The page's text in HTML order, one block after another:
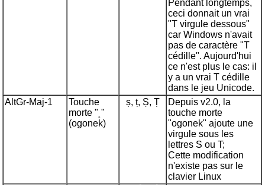
Pendant longtemps,
ceci donnait un vrai
"T virgule dessous"
car Windows n'avait
pas de caractère "T
cédille". Aujourd'hui
ce n'est plus le cas: il
y a un vrai T cédille
dans le jeu Unicode.
AltGr-Maj-1
Touche
morte "˛"
(ogonek)
ș, ț, Ș, Ț
Depuis v2.0, la
touche morte
"ogonek" ajoute une
virgule sous les
lettres S ou T;
Cette modification
n'existe pas sur le
clavier Linux